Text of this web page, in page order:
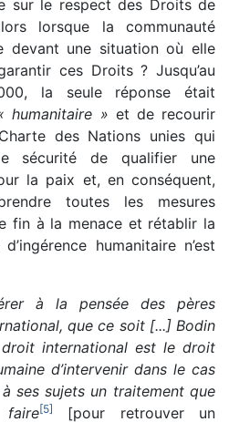
sur le respect des Droits de
lorsque la communauté
devant une situation où elle
ces Droits ? Jusqu’au
la seule réponse était
humanitaire » et de recourir
des Nations unies qui
sécurité de qualifier une
la paix et, en conséquent,
toutes les mesures
fin à la menace et rétablir la
humanitaire n’est
à la pensée des pères
que ce soit [...] Bodin
international est le droit
d’intervenir dans le cas
ses sujets un traitement que
[5] [pour retrouver un